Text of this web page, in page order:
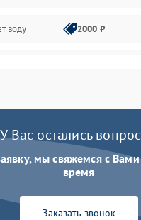
обеспечение
воду 2000 ₽
2100 ₽
таймера 1700 ₽
У Вас остались
мы свяжемся с
время
Заказать звонок